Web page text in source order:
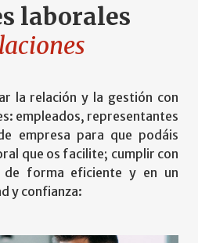
laborales
la relación y la gestión con
empleados, representantes
empresa para que podáis
que os facilite; cumplir con
de forma eficiente y en un
y confianza: